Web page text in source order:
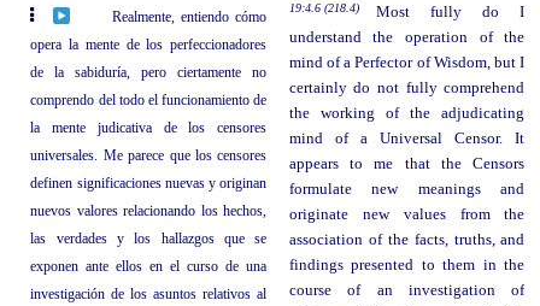
Realmente, entiendo cómo
opera la mente de los perfeccionadores
de la sabiduría, pero ciertamente no
comprendo del todo el funcionamiento de
la mente judicativa de los censores
universales. Me parece que los censores
definen significaciones nuevas y originan
nuevos valores relacionando los hechos,
las verdades y los hallazgos que se
exponen ante ellos en el curso de una
investigación de los asuntos relativos al
19:4.6 (218.4)
Most fully do I
understand the operation of the
mind of a Perfector of Wisdom, but I
certainly do not fully comprehend
the working of the adjudicating
mind of a Universal Censor. It
appears to me that the Censors
formulate new meanings and
originate new values from the
association of the facts, truths, and
findings presented to them in the
course of an investigation of